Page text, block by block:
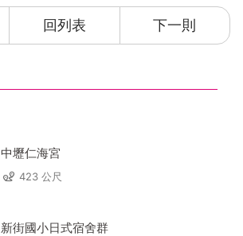
回列表 下一則
中壢仁海宮
423 公尺
新街國小日式宿舍群